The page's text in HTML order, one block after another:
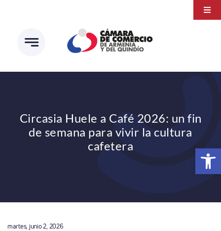
Abrir
contenido
Circasia Huele a Café 2026: un fin
de semana para vivir la cultura
cafetera
martes, junio 2, 2026